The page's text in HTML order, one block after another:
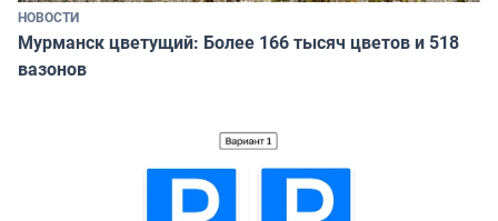
НОВОСТИ
Мурманск цветущий: Более 166 тысяч цветов и 518
вазонов